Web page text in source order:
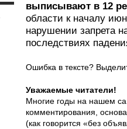
выписывают в 12
области к началу
нарушении запрета
последствиях
Ошибка в тексте?
Уважаемые читатели!
Многие годы на нашем
комментирования,
(как говорится «без